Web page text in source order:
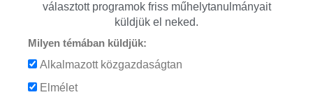
választott programok friss műhelytanulmányait
küldjük el neked.
Milyen témában küldjük:
Alkalmazott közgazdaságtan
Elmélet